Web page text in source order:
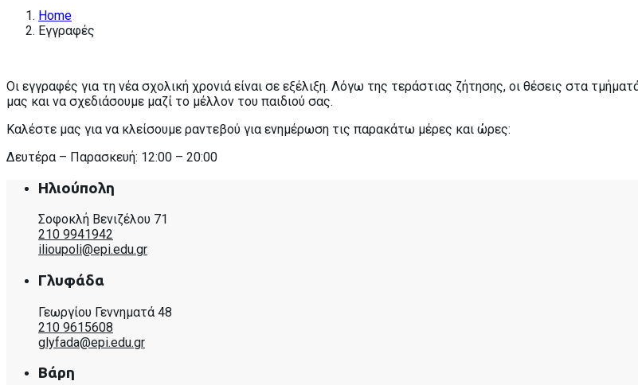
Home
Εγγραφές
Οι εγγραφές για τη νέα σχολική χρονιά είναι σε εξέλιξη. Λόγω της τεράστιας ζήτησης, οι θέσεις στα
μας και να σχεδιάσουμε μαζί το μέλλον του παιδιού σας.
Καλέστε μας για να κλείσουμε ραντεβού για ενημέρωση τις παρακάτω μέρες και ώρες:
Δευτέρα – Παρασκευή: 12:00 – 20:00
Ηλιούπολη
Σοφοκλή Βενιζέλου 71
210 9941942
ilioupoli@epi.edu.gr
Γλυφάδα
Γεωργίου Γεννηματά 48
210 9615608
glyfada@epi.edu.gr
Βάρη